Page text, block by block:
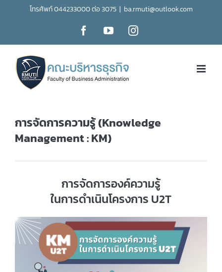
โทรศัพท์ 044233000 ต่อ 3075 | ba.rmuti@outlook.com
FacebookYouTubeInstagram
การจัดการความรู้ (Knowledge
Management : KM)
การจัดการองค์ความรู้
ในการดำเนินโครงการ U2T